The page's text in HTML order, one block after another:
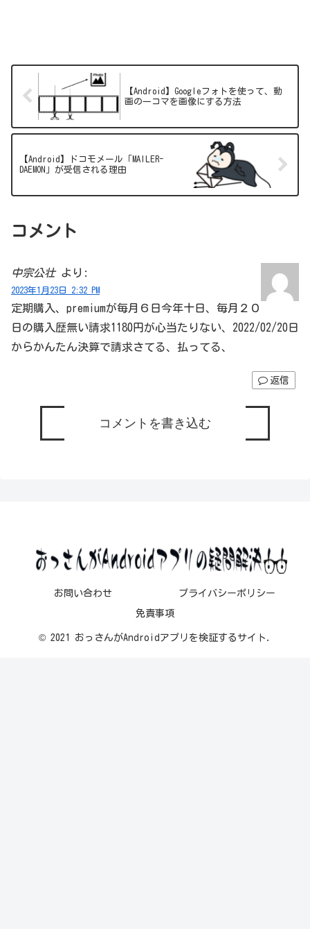
【Android】Googleフォトを使って、動
画の一コマを画像にする方法
【Android】ドコモメール「MAILER-
DAEMON」が受信される理由
コメント
中宗公壮 より:
2023年1月23日 2:32 PM
定期購入、premiumが毎月６日今年十日、毎月２０
日の購入歴無い請求1180円が心当たりない、2022/02/20日
からかんたん決算で請求さてる、払ってる、
返信
コメントを書き込む
お問い合わせ プライバシーポリシー
免責事項
© 2021 おっさんがAndroidアプリを検証するサイト.